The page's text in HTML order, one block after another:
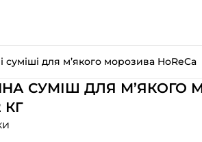
суміші для м’якого морозива HoReCa
СУМІШ ДЛЯ М’ЯКОГО
КГ